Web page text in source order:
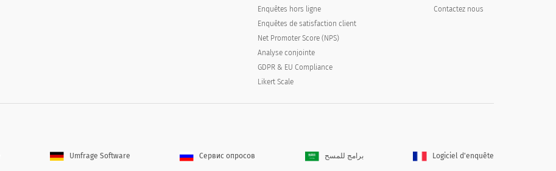
Enquêtes hors ligne
Enquêtes de satisfaction client
Net Promoter Score (NPS)
Analyse conjointe
GDPR & EU Compliance
Likert Scale
Contactez nous
Umfrage Software Сервис опросов برامج للمسح Logiciel d'enquête